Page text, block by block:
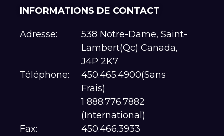
INFORMATIONS DE CONTACT
Adresse:
538 Notre-Dame, Saint-
Lambert(Qc) Canada,
J4P 2K7
Téléphone:
450.465.4900(Sans
Frais)
1 888.776.7882
(International)
Fax:
450.466.3933